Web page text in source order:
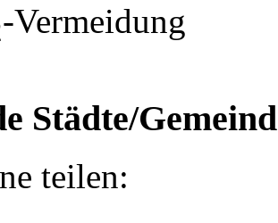
-Vermeidung
Städte/
teilen: